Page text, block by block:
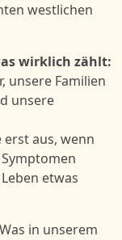
westlichen
wirklich zählt:
unsere Familien
unsere
erst aus, wenn
etwas
in unserem